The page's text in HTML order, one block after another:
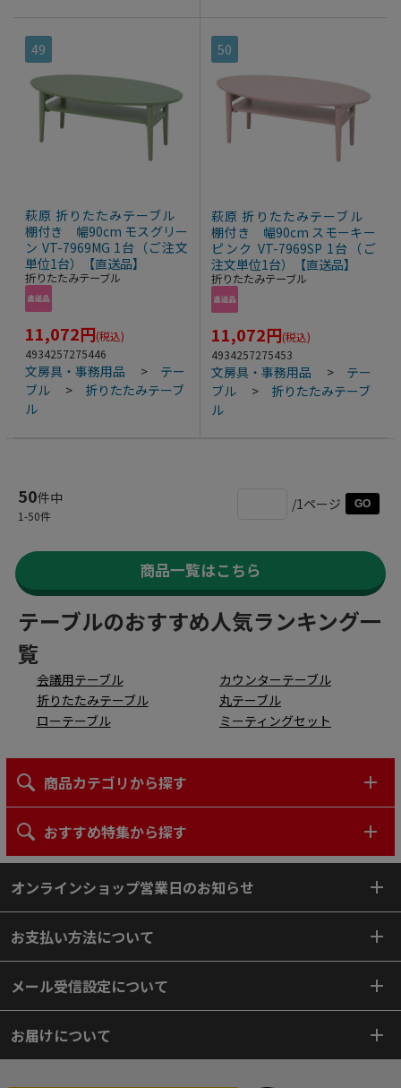
49
萩原 折りたたみテーブル
棚付き 幅90cm モスグリー
ン VT-7969MG 1台（ご注文
単位1台）【直送品】
折りたたみテーブル
11,072円(税込)
4934257275446
文房具・事務用品 > テー
ブル
> 折りたたみテーブ
ル
50
萩原 折りたたみテーブル
棚付き 幅90cm スモーキー
ピンク VT-7969SP 1台（ご
注文単位1台）【直送品】
折りたたみテーブル
11,072円(税込)
4934257275453
文房具・事務用品 > テー
ブル
> 折りたたみテーブ
ル
50件中
1-50件
/1ページ GO
商品一覧はこちら
テーブルのおすすめ人気ランキング一
覧
会議用テーブル
カウンターテーブル
折りたたみテーブル
丸テーブル
ローテーブル
ミーティングセット
商品カテゴリから探す
おすすめ特集から探す
オンラインショップ営業日のお知らせ
お支払い方法について
メール受信設定について
お届けについて